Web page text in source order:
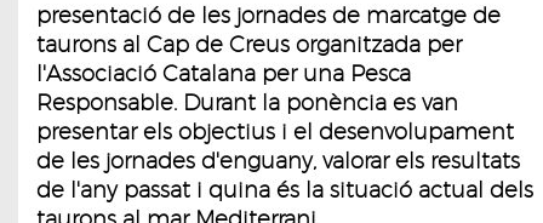
presentació de les jornades de marcatge de
taurons al Cap de Creus organitzada per
l'Associació Catalana per una Pesca
Responsable. Durant la ponència es van
presentar els objectius i el desenvolupament
de les jornades d'enguany, valorar els resultats
de l'any passat i quina és la situació actual dels